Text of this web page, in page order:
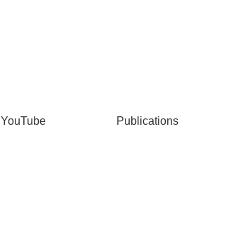
YouTube Publications